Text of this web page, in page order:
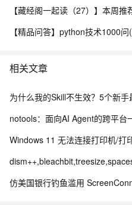
【精品问答】python技术1000问
相关文章
为什么我的Skill不生效？5个新
notools：面向AI Agent的跨平台
Windows 11 无法连接打印机/打